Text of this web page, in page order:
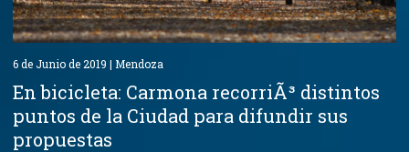
6 de Junio de 2019 | Mendoza
En bicicleta: Carmona recorriÃ³ distintos
puntos de la Ciudad para difundir sus
propuestas